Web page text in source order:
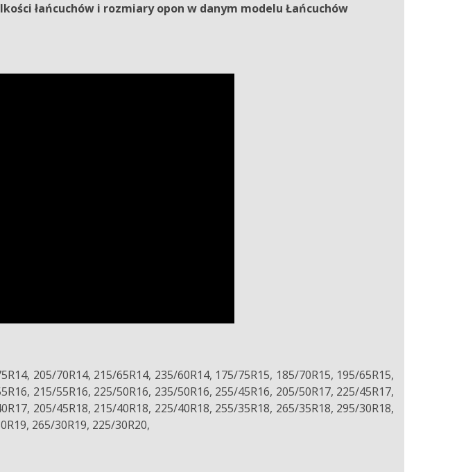
łańcuchów i rozmiary opon w danym modelu Łańcuchów
205/70R14, 215/65R14, 235/60R14, 175/75R15, 185/70R15, 195/65R15,
215/55R16, 225/50R16, 235/50R16, 255/45R16, 205/50R17, 225/45R17,
205/45R18, 215/40R18, 225/40R18, 255/35R18, 265/35R18, 295/30R18,
265/30R19, 225/30R20,